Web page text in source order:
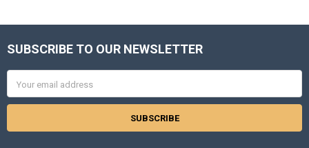
Footer
SUBSCRIBE TO OUR NEWSLETTER
Address